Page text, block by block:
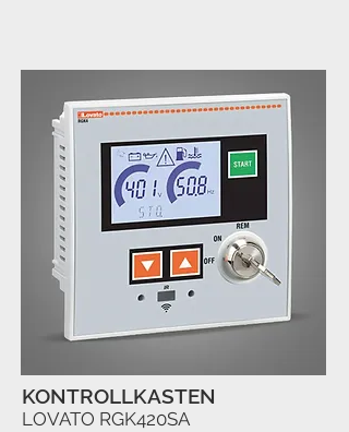
KONTROLLKASTEN
LOVATO RGK420SA